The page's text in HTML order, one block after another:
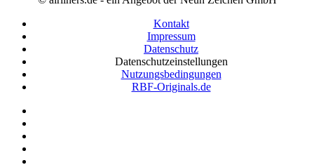
Kontakt
Impressum
Datenschutz
Datenschutzeinstellungen
Nutzungsbedingungen
RBF-Originals.de